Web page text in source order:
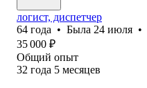
логист, диспетчер
64 года • Была 24 июля •
35 000 ₽
Общий опыт
32 года 5 месяцев